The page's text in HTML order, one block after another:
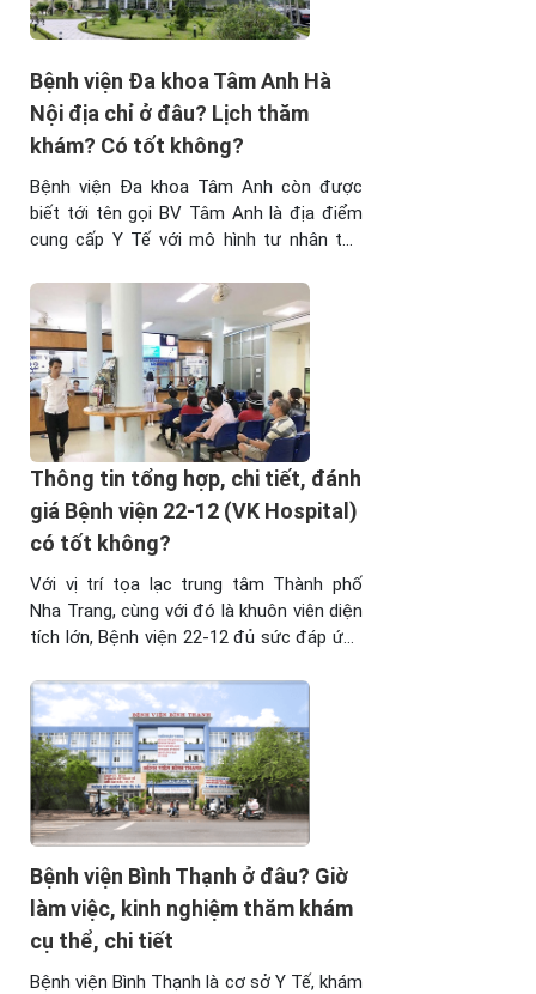
Bệnh viện Đa khoa Tâm Anh Hà
Nội địa chỉ ở đâu? Lịch thăm
khám? Có tốt không?
Bệnh viện Đa khoa Tâm Anh còn được
biết tới tên gọi BV Tâm Anh là địa điểm
cung cấp Y Tế với mô hình tư nhân tọa
bệnh chất lượng cao, nơi đây ngày càng
được quan tâm bởi bệnh nhân khu vực
nội ...
Thông tin tổng hợp, chi tiết, đánh
giá Bệnh viện 22-12 (VK Hospital)
có tốt không?
Với vị trí tọa lạc trung tâm Thành phố
Nha Trang, cùng với đó là khuôn viên diện
tích lớn, Bệnh viện 22-12 đủ sức đáp ứng
người dân sinh sống, làm việc tại đây,
cũng như khu vực lân cận. Nhờ vào sự
phối ...
Bệnh viện Bình Thạnh ở đâu? Giờ
làm việc, kinh nghiệm thăm khám
cụ thể, chi tiết
Bệnh viện Bình Thạnh là cơ sở Y Tế, khám